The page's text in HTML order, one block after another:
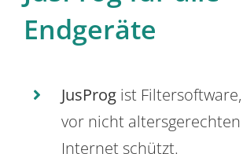
Endgeräte
JusProg ist
vor nicht
Internet schützt.